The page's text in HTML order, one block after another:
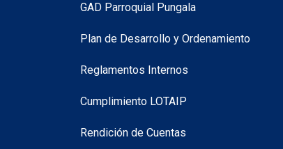
GAD Parroquial Pungala
Plan de Desarrollo y Ordenamiento
Reglamentos Internos
Cumplimiento LOTAIP
Rendición de Cuentas